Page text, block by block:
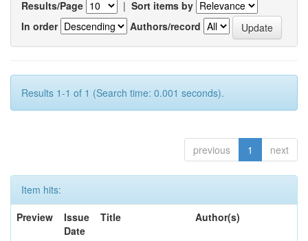
Results/Page | Sort items by
In order
Authors/record
Results 1-1 of 1 (Search time: 0.001 seconds).
previous 1 next
Item hits:
Preview
Issue
Date
Title Author(s)